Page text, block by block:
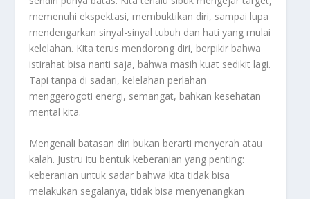
memenuhi ekspektasi, membuktikan diri, sampai lupa
mendengarkan sinyal-sinyal tubuh dan hati yang mulai
kelelahan. Kita terus mendorong diri, berpikir bahwa
istirahat bisa nanti saja, bahwa masih kuat sedikit lagi.
Tapi tanpa di sadari, kelelahan perlahan
menggerogoti energi, semangat, bahkan kesehatan
mental kita.
Mengenali batasan diri bukan berarti menyerah atau
kalah. Justru itu bentuk keberanian yang penting:
keberanian untuk sadar bahwa kita tidak bisa
melakukan segalanya, tidak bisa menyenangkan